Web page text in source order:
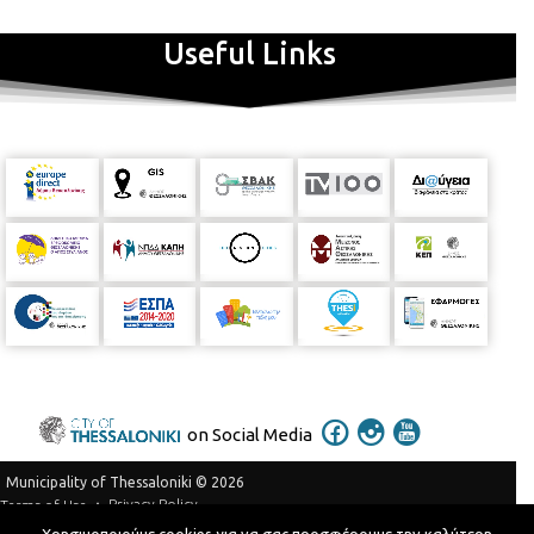
Useful Links
on Social Media
Municipality of Thessaloniki © 2026
Terms of Use
Privacy Policy